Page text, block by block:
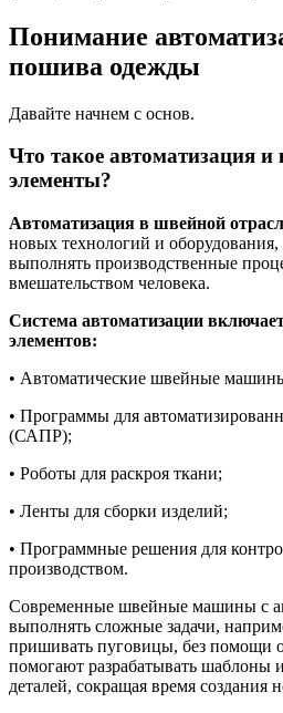
Понимание
пошива одежды
Давайте начнем с основ.
Что такое автоматизация и
элементы?
Автоматизация в швейной
новых технологий и
выполнять производственные
вмешательством человека.
Система автоматизации
элементов:
• Автоматические швейные
• Программы для
(САПР);
• Роботы для раскроя ткани;
• Ленты для сборки изделий;
• Программные решения для
производством.
Современные швейные машины с
выполнять сложные задачи,
пришивать пуговицы, без помощи
помогают разрабатывать шаблоны
деталей, сокращая время создания